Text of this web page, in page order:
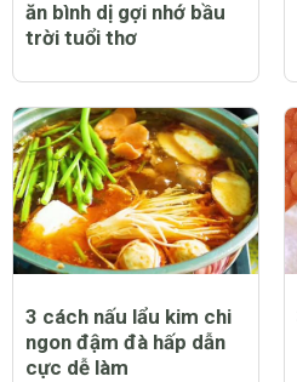
ăn bình dị gợi nhớ bầu
trời tuổi thơ
3 cách nấu lẩu kim chi
ngon đậm đà hấp dẫn
cực dễ làm